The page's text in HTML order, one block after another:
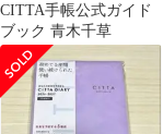
CITTA手帳公式ガイド
ブック 青木千草